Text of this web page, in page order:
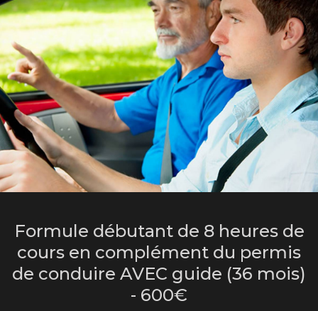
Formule débutant de 8 heures de
cours en complément du permis
de conduire AVEC guide (36 mois)
- 600€